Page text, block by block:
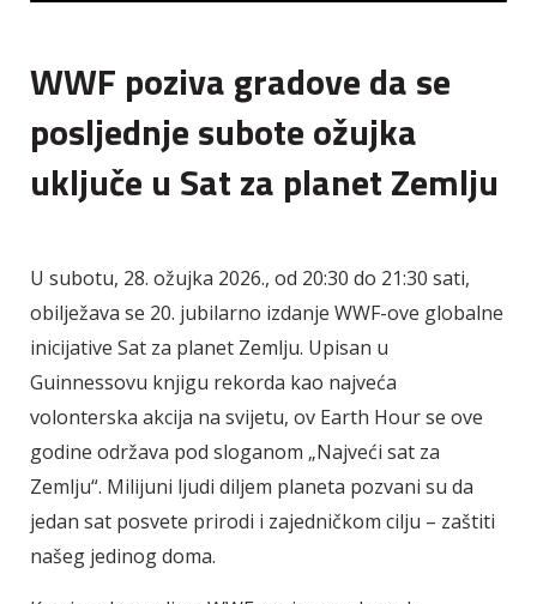
WWF poziva gradove da se
posljednje subote ožujka
uključe u Sat za planet Zemlju
U subotu, 28. ožujka 2026., od 20:30 do 21:30 sati,
obilježava se 20. jubilarno izdanje WWF-ove globalne
inicijative Sat za planet Zemlju. Upisan u
Guinnessovu knjigu rekorda kao najveća
volonterska akcija na svijetu, ov Earth Hour se ove
godine održava pod sloganom „Najveći sat za
Zemlju“. Milijuni ljudi diljem planeta pozvani su da
jedan sat posvete prirodi i zajedničkom cilju – zaštiti
našeg jedinog doma.